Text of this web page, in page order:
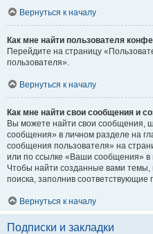
Вернуться к началу
Как мне найти пользователя
Перейдите на страницу
пользователя».
Вернуться к началу
Как мне найти свои сообщения и
Вы можете найти свои сообщения,
сообщения» в личном разделе на
сообщения пользователя» на
или по ссылке «Ваши сообщения»
Чтобы найти созданные вами темы,
поиска, заполнив соответствующие
Вернуться к началу
Подписки и закладки